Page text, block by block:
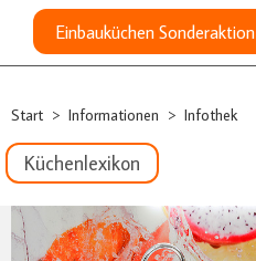
Einbauküchen Sonderaktion
Start > Informationen > Infothek
Küchenlexikon